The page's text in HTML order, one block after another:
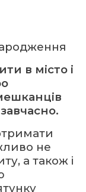
в місто і
не
а також і